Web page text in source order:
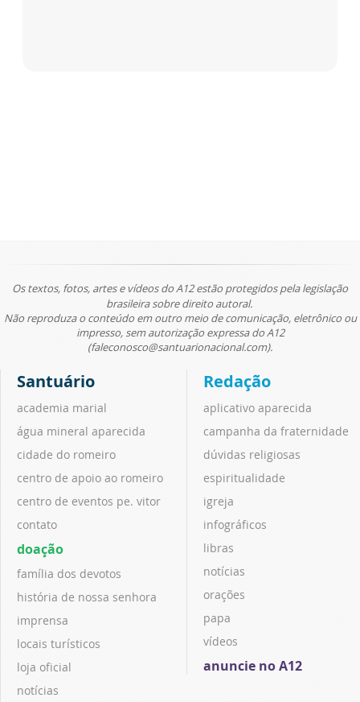
Os textos, fotos, artes e vídeos do A12 estão protegidos pela legislação
brasileira sobre direito autoral.
Não reproduza o conteúdo em outro meio de comunicação, eletrônico ou
impresso, sem autorização expressa do A12
(faleconosco@santuarionacional.com).
Santuário
academia marial
água mineral aparecida
cidade do romeiro
centro de apoio ao romeiro
centro de eventos pe. vitor
contato
doação
família dos devotos
história de nossa senhora
imprensa
locais turísticos
loja oficial
notícias
Redação
aplicativo aparecida
campanha da fraternidade
dúvidas religiosas
espiritualidade
igreja
infográficos
libras
notícias
orações
papa
vídeos
anuncie no A12